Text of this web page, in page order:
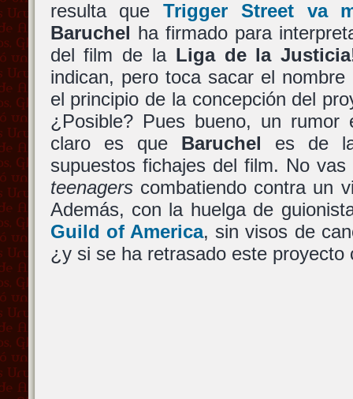
resulta queTrigger Street va
Baruchel ha firmado para
del film de la Liga de la Justicia
indican, pero toca sacar el
el principio de la concepción del
¿Posible? Pues bueno, un
claro es que Baruchel es de
supuestos fichajes del film. No
teenagerscombatiendo contra un
Además, con la huelga de
Guild of America, sin visos de
¿y si se ha retrasado este proyecto